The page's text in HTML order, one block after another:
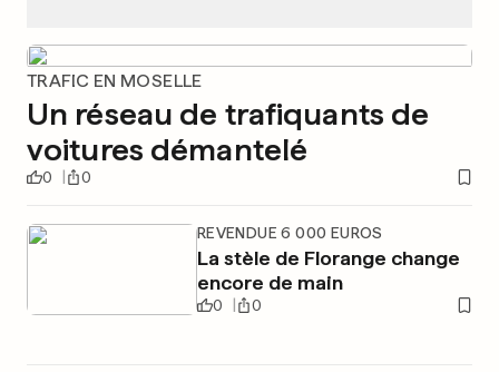
TRAFIC EN MOSELLE
Un réseau de trafiquants de
voitures démantelé
0 0
REVENDUE 6 000 EUROS
La stèle de Florange change
encore de main
0 0